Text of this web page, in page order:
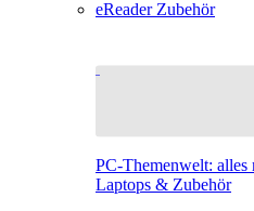
eReader Zubehör
PC-Themenwelt: alles
Laptops & Zubehör